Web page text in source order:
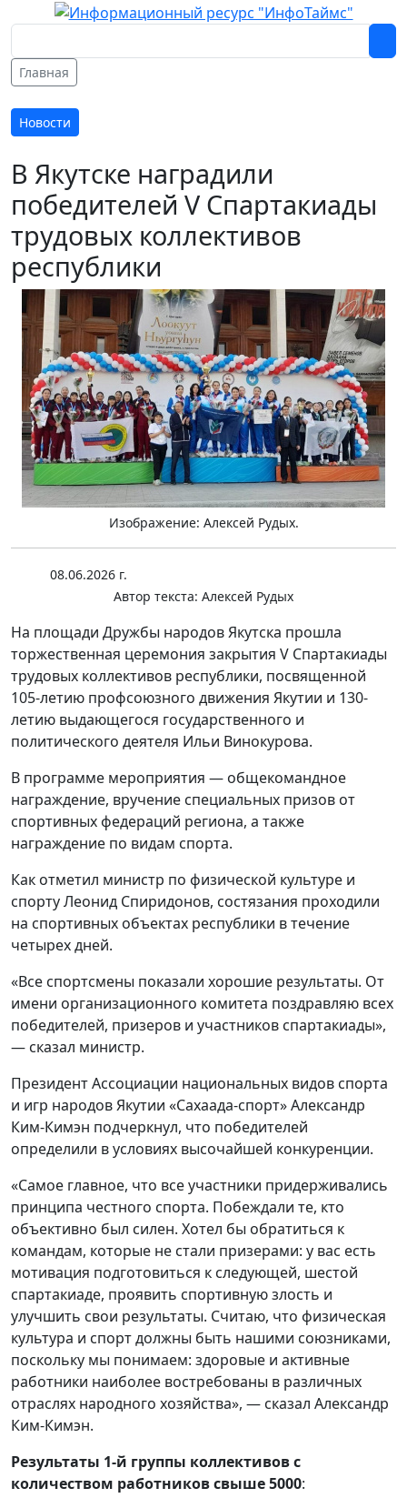
Главная
Новости
В Якутске наградили
победителей V Спартакиады
трудовых коллективов
республики
Изображение: Алексей Рудых.
08.06.2026 г.
Автор текста: Алексей Рудых
На площади Дружбы народов Якутска прошла
торжественная церемония закрытия V Спартакиады
трудовых коллективов республики, посвященной
105-летию профсоюзного движения Якутии и 130-
летию выдающегося государственного и
политического деятеля Ильи Винокурова.
В программе мероприятия — общекомандное
награждение, вручение специальных призов от
спортивных федераций региона, а также
награждение по видам спорта.
Как отметил министр по физической культуре и
спорту Леонид Спиридонов, состязания проходили
на спортивных объектах республики в течение
четырех дней.
«Все спортсмены показали хорошие результаты. От
имени организационного комитета поздравляю всех
победителей, призеров и участников спартакиады»,
— сказал министр.
Президент Ассоциации национальных видов спорта
и игр народов Якутии «Сахаада-спорт» Александр
Ким-Кимэн подчеркнул, что победителей
определили в условиях высочайшей конкуренции.
«Самое главное, что все участники придерживались
принципа честного спорта. Побеждали те, кто
объективно был силен. Хотел бы обратиться к
командам, которые не стали призерами: у вас есть
мотивация подготовиться к следующей, шестой
спартакиаде, проявить спортивную злость и
улучшить свои результаты. Считаю, что физическая
культура и спорт должны быть нашими союзниками,
поскольку мы понимаем: здоровые и активные
работники наиболее востребованы в различных
отраслях народного хозяйства», — сказал Александр
Ким-Кимэн.
Результаты 1-й группы коллективов с
количеством работников свыше 5000: